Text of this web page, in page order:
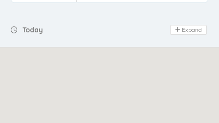
Today Day Off
Expand